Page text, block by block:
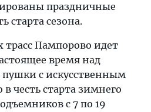
праздничные
старта сезона.
Пампорово идет
время над
пушки с искусственным
честь старта зимнего
с 7 по 19